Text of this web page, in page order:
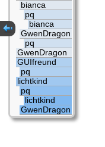
bianca
pq
bianca
GwenDragon
pq
GwenDragon
GUIfreund
pq
lichtkind
pq
lichtkind
GwenDragon